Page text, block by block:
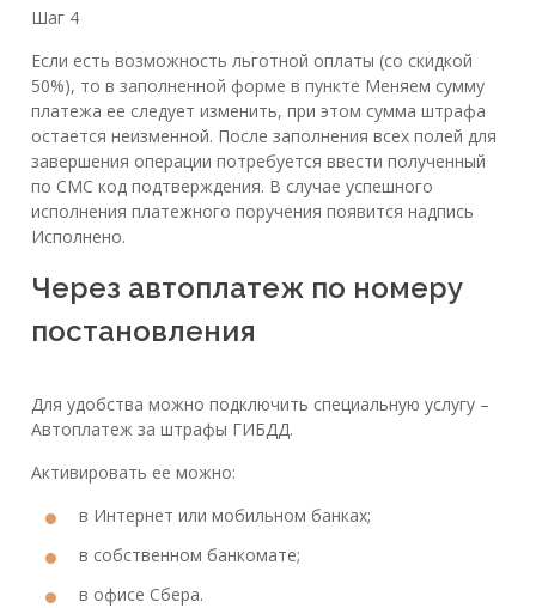
Шаг 4
Если есть возможность льготной оплаты (со скидкой
50%), то в заполненной форме в пункте Меняем сумму
платежа ее следует изменить, при этом сумма штрафа
остается неизменной. После заполнения всех полей для
завершения операции потребуется ввести полученный
по СМС код подтверждения. В случае успешного
исполнения платежного поручения появится надпись
Исполнено.
Через автоплатеж по номеру
постановления
Для удобства можно подключить специальную услугу –
Автоплатеж за штрафы ГИБДД.
Активировать ее можно:
в Интернет или мобильном банках;
в собственном банкомате;
в офисе Сбера.